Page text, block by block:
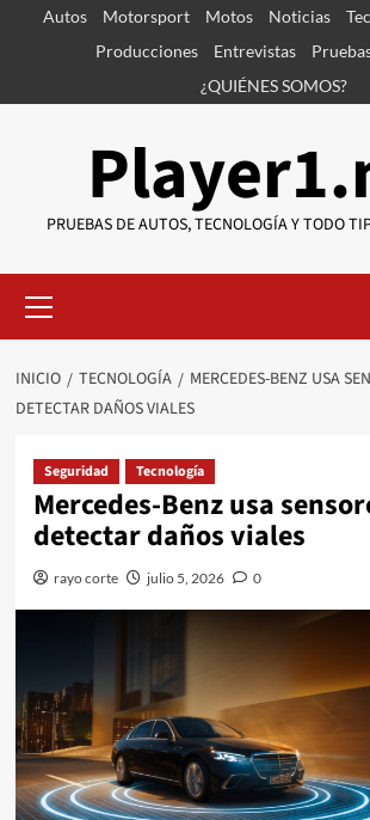
SaltarAutos Motorsport Motos Noticias
Producciones
Entrevistas
¿QUIÉNES SOMOS?
PRUEBAS DE AUTOS, TECNOLOGÍA Y TODO
primario
INICIO TECNOLOGÍA
MERCEDES-BENZ USA
DETECTAR DAÑOS VIALES
Seguridad Tecnología
Mercedes-Benz usa
detectar daños viales
rayo corte julio 5, 2026 0